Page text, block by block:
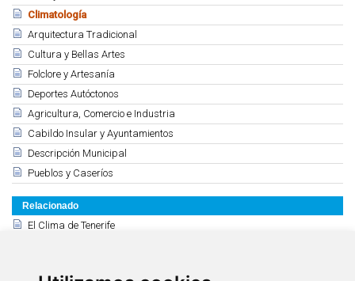
Climatología
Arquitectura Tradicional
Cultura y Bellas Artes
Folclore y Artesanía
Deportes Autóctonos
Agricultura, Comercio e Industria
Cabildo Insular y Ayuntamientos
Descripción Municipal
Pueblos y Caseríos
Relacionado
El Clima de Tenerife